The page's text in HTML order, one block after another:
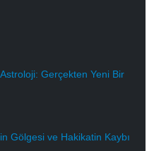
Gerçekten Yeni Bir
Gölgesi ve Hakikatin Kaybı